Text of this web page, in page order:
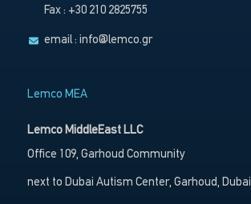
Fax : +30 210 2825755
email :info@lemco.gr
Lemco MEA
Lemco MiddleEast LLC
Office 109, Garhoud Community
next to Dubai Autism Center, Garhoud, Dubai